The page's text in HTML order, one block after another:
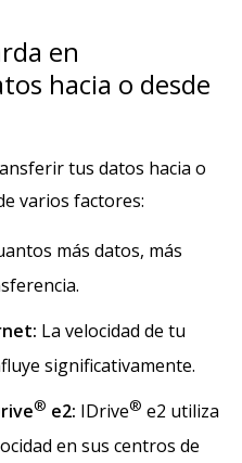
en
hacia o desde
tus datos hacia o
varios factores:
más datos, más
La velocidad de tu
significativamente.
® e2: IDrive® e2 utiliza
en sus centros de